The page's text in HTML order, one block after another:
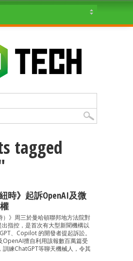
tagged
時》起訴OpenAI及微
）》周三於曼哈頓聯邦地方法院對
指控，是首次有大型新聞機構以
、Copilot 的開發者提起訴訟。
OpenAI擅自利用該報數百萬篇受
訓練ChatGPT等聊天機械人，令其